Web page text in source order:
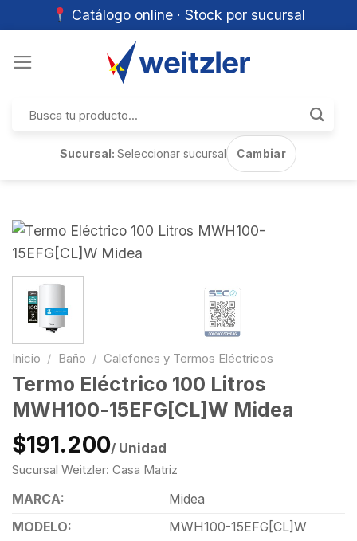
Catálogo online · Stock por sucursal
por:
Sucursal:Seleccionar sucursal Cambiar
Inicio / Baño / Calefones y Termos Eléctricos
Termo Eléctrico 100 Litros
MWH100-15EFG[CL]W Midea
$191.200/ Unidad
Sucursal Weitzler: Casa Matriz
MARCA:
Midea
MODELO:
MWH100-15EFG[CL]W